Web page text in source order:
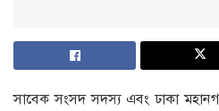
সাবেক সংসদ সদস্য এবং ঢাকা